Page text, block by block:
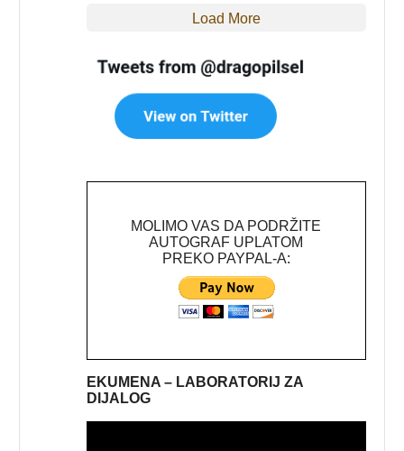
Load More
MOLIMO VAS DA PODRŽITE
AUTOGRAF UPLATOM
PREKO PAYPAL-A:
EKUMENA – LABORATORIJ ZA
DIJALOG